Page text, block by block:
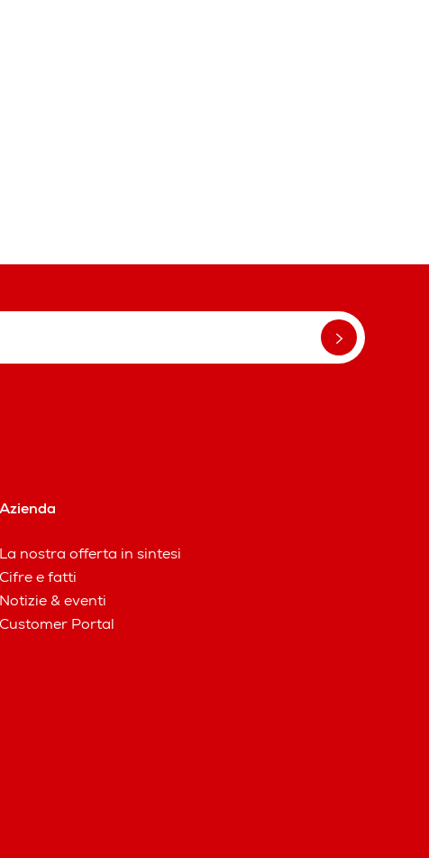
Azienda
La nostra offerta in sintesi
Cifre e fatti
Notizie & eventi
Customer Portal